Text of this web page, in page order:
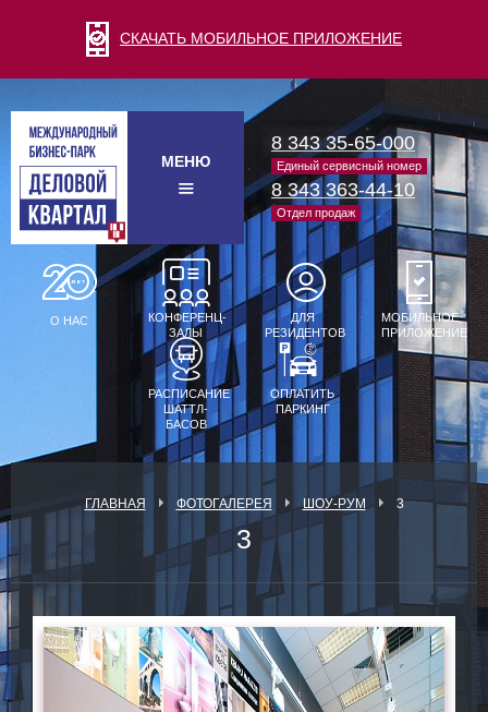
СКАЧАТЬ МОБИЛЬНОЕ ПРИЛОЖЕНИЕ
МЕНЮ
8 343 35-65-000
Единый сервисный номер
8 343 363-44-10
Отдел продаж
О НАС
КОНФЕРЕНЦ-
ЗАЛЫ
ДЛЯ
РЕЗИДЕНТОВ
МОБИЛЬНОЕ
ПРИЛОЖЕНИЕ
РАСПИСАНИЕ
ШАТТЛ-
БАСОВ
ОПЛАТИТЬ
ПАРКИНГ
ГЛАВНАЯ ФОТОГАЛЕРЕЯ ШОУ-РУМ 3
3